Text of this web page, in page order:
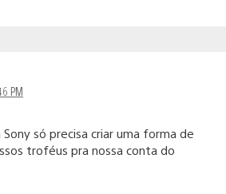
PM
só precisa criar uma forma de
troféus pra nossa conta do